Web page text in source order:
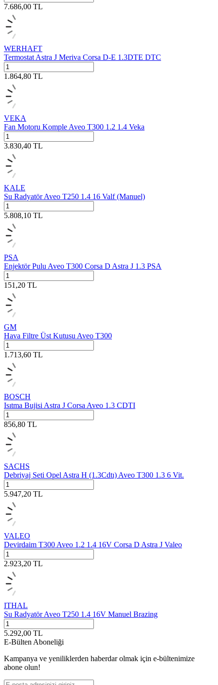
7.686,00 TL
WERHAFT
Termostat Astra J Meriva Corsa D-E 1.3DTE DTC
1.864,80 TL
VEKA
Fan Motoru Komple Aveo T300 1.2 1.4 Veka
3.830,40 TL
KALE
Su Radyatör Aveo T250 1.4 16 Valf (Manuel)
5.808,10 TL
PSA
Enjektör Pulu Aveo T300 Corsa D Astra J 1.3 PSA
151,20 TL
GM
Hava Filtre Üst Kutusu Aveo T300
1.713,60 TL
BOSCH
Isıtma Bujisi Astra J Corsa Aveo 1.3 CDTI
856,80 TL
SACHS
Debriyaj Seti Opel Astra H (1.3Cdtı) Aveo T300 1.3 6 Vit.
5.947,20 TL
VALEO
Devirdaim T300 Aveo 1.2 1.4 16V Corsa D Astra J Valeo
2.923,20 TL
ITHAL
Su Radyatör Aveo T250 1.4 16V Manuel Brazing
5.292,00 TL
E-Bülten Aboneliği
Kampanya ve yeniliklerden haberdar olmak için e-bültenimize
abone olun!